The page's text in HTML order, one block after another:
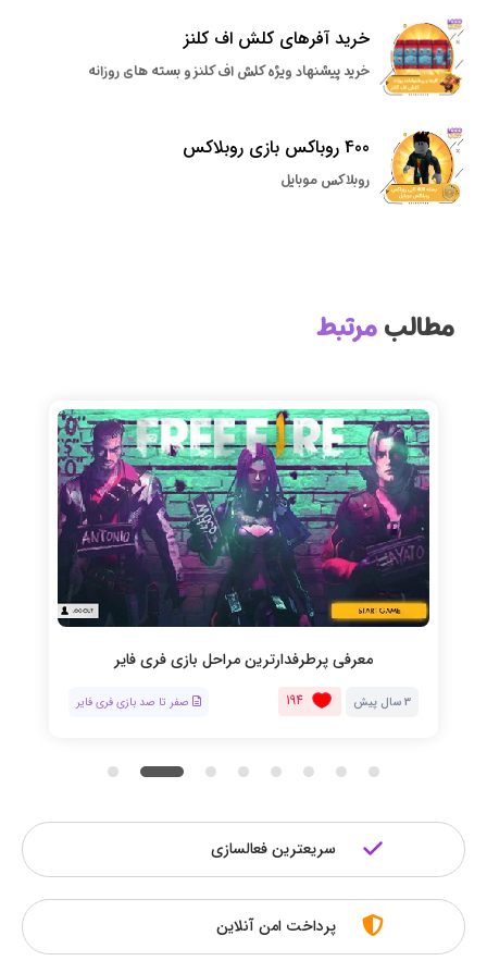
خرید آفرهای کلش اف کلنز
خرید پیشنهاد ویژه کلش اف کلنز و بسته های روزانه
400 روباکس بازی روبلاکس
روبلاکس موبایل
مطالبمرتبط
معرفی پرطرفدارترین مراحل بازی فری فایر
3 سال پیش 194 صفر تا صد بازی فری فایر
سریعترین فعالسازی
پرداخت امن آنلاین